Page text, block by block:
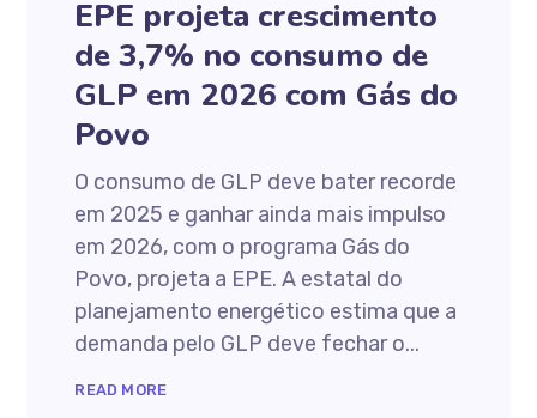
EPE projeta crescimento
de 3,7% no consumo de
GLP em 2026 com Gás do
Povo
O consumo de GLP deve bater recorde
em 2025 e ganhar ainda mais impulso
em 2026, com o programa Gás do
Povo, projeta a EPE. A estatal do
planejamento energético estima que a
demanda pelo GLP deve fechar o...
READ MORE